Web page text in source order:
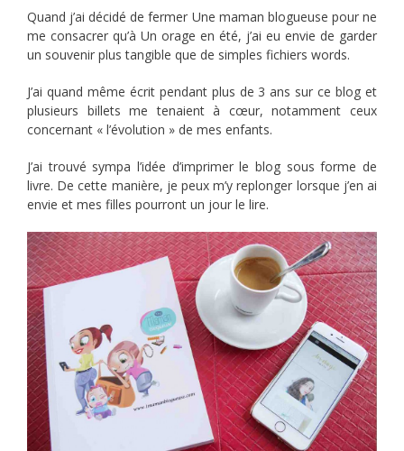
Quand j’ai décidé de fermer Une maman blogueuse pour ne
me consacrer qu’à Un orage en été, j’ai eu envie de garder
un souvenir plus tangible que de simples fichiers words.
J’ai quand même écrit pendant plus de 3 ans sur ce blog et
plusieurs billets me tenaient à cœur, notamment ceux
concernant « l’évolution » de mes enfants.
J’ai trouvé sympa l’idée d’imprimer le blog sous forme de
livre. De cette manière, je peux m’y replonger lorsque j’en ai
envie et mes filles pourront un jour le lire.